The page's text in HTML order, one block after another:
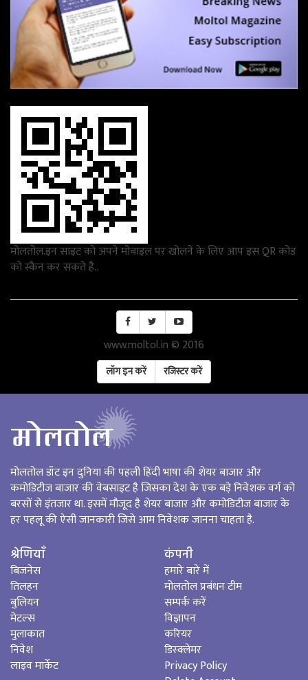
मोलतोल.इन साइट को अपने मोबाइल पर खोलने के लिए आप इस QR कोड
को स्कैन कर सकते है..
www.moltol.in © 2016
लॉग इन करें रजिस्टर करें
मोलतोल डॉट इन दुनिया की पहली हिंदी भाषा की शेयर बाजार और
कमोडिटीज बाजार की वेबसाइट है जिसका देश के एक बड़े निवेशक वर्ग को
बरसों से इंतजार था. इसमें मौजूद है शेयर बाजार और कमोडिटीज बाजार के
हर पहलू की ऐसी जानकारी जिसे आम निवेशक जानना चाहता है.
श्रेणियाँ
बिजनेस
तिलहन
बुलियन
मेटल्‍स
मुलाकात
निवेश
लाइव मार्केट
कंपनी
हमारे बारे में
मोलतोल प्रबंधन टीम
सम्पर्क करें
विज्ञापन
करियर
डिस्क्लेमर
Privacy Policy